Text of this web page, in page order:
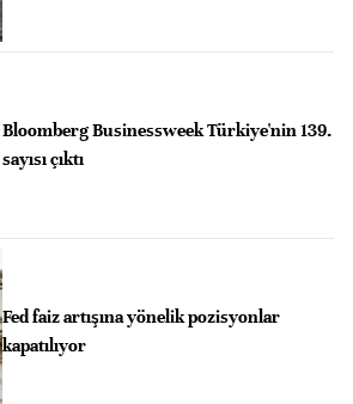
Bloomberg Businessweek Türkiye'nin 139.
sayısı çıktı
Fed faiz artışına yönelik pozisyonlar
kapatılıyor